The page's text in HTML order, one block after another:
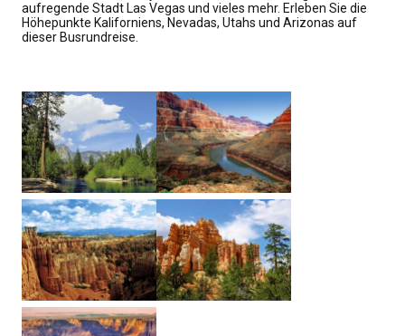
aufregende Stadt Las Vegas und vieles mehr. Erleben Sie die
Höhepunkte Kaliforniens, Nevadas, Utahs und Arizonas auf
dieser Busrundreise.